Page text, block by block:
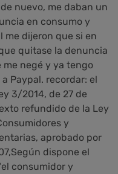
nuevo, me daban un
en consumo y
me dijeron que si en
quitase la denuncia
me negé y ya tengo
Paypal. recordar: el
3/2014, de 27 de
refundido de la Ley
y
aprobado por
dispone el
consumidor y